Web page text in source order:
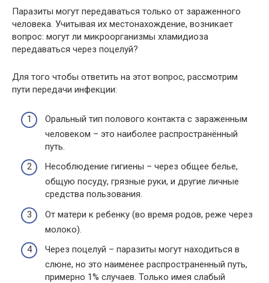
Паразиты могут передаваться только от зараженного
человека. Учитывая их местонахождение, возникает
вопрос: могут ли микроорганизмы хламидиоза
передаваться через поцелуй?
Для того чтобы ответить на этот вопрос, рассмотрим
пути передачи инфекции:
Оральный тип полового контакта с зараженным
человеком – это наиболее распространённый
путь.
Несоблюдение гигиены – через общее белье,
общую посуду, грязные руки, и другие личные
средства пользования.
От матери к ребенку (во время родов, реже через
молоко).
Через поцелуй – паразиты могут находиться в
слюне, но это наименее распространенный путь,
примерно 1% случаев. Только имея слабый